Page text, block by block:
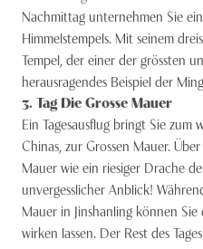
Nachmittag unternehmen Sie
Himmelstempels. Mit seinem
Tempel, der einer der grössten
herausragendes Beispiel der
3. Tag Die Grosse Mauer
Ein Tagesausflug bringt Sie
Chinas, zur Grossen Mauer.
Mauer wie ein riesiger Drache
unvergesslicher Anblick!
Mauer in Jinshanling können
wirken lassen. Der Rest des